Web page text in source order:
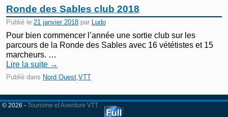
Ronde des Sables club 2018
Publié le 21 janvier 2018 par Ludo
Pour bien commencer l’année une sortie club sur les
parcours de la Ronde des Sables avec 16 vététistes et 15
marcheurs. …
Lire la suite →
Publié dans Nord Ouest VTT
© 2026 - Tourisme et Aventure VTT